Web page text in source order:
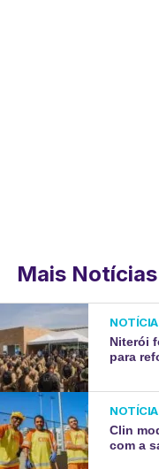
Mais Notícias
Niterói
para
Clin
com a